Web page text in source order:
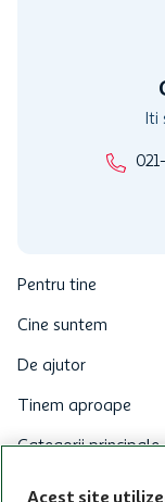
nu raspunde pentru
care aceste este
Iti
Pentru tine
Cine suntem
De ajutor
Tinem aproape
Categorii principale